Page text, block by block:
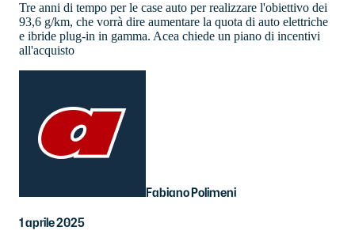
Tre anni di tempo per le case auto per realizzare l'obiettivo dei
93,6 g/km, che vorrà dire aumentare la quota di auto elettriche
e ibride plug-in in gamma. Acea chiede un piano di incentivi
all'acquisto
Fabiano Polimeni
1 aprile 2025